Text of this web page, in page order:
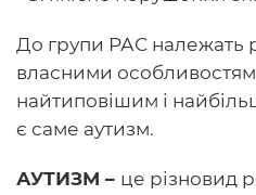
До групи РАС належать
власними
найтиповішим і
є саме аутизм.
АУТИЗМ – це різновид